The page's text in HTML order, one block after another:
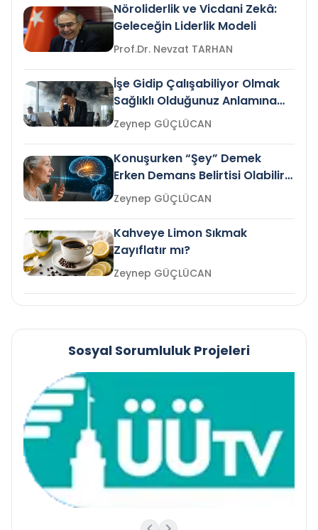
Nöroliderlik ve Vicdani Zekâ:
Geleceğin Liderlik Modeli
Prof.Dr. Nevzat TARHAN
İşe Gidip Çalışabiliyor Olmak
Sağlıklı Olduğunuz Anlamına
Gelir mi?Zeynep GÜÇLÜCAN
Konuşurken “Şey” Demek
Erken Demans Belirtisi Olabilir
mi?
Zeynep GÜÇLÜCAN
Kahveye Limon Sıkmak
Zayıflatır mı?
Zeynep GÜÇLÜCAN
Sosyal Sorumluluk Projeleri